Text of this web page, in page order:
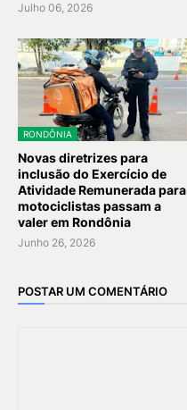
Julho 06, 2026
RONDÔNIA
Novas diretrizes para
inclusão do Exercício de
Atividade Remunerada para
motociclistas passam a
valer em Rondônia
Junho 26, 2026
POSTAR UM COMENTÁRIO